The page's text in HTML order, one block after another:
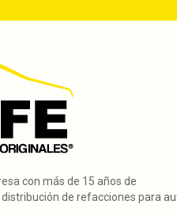
con más de 15 años de
de refacciones para